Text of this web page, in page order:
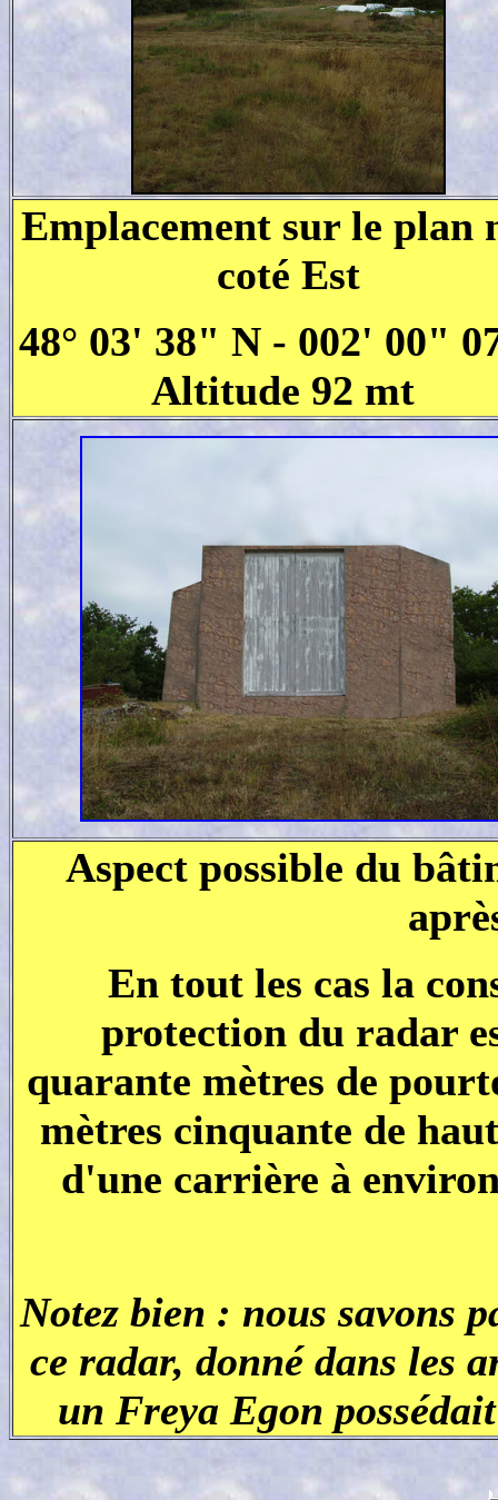
Emplacement sur le plan
coté Est
48° 03' 38" N - 002' 00"
Altitude 92 mt
Aspect possible du
En tout les cas la
protection du radar
quarante mètres de
mètres cinquante de
d'une carrière à
Notez bien : nous savons
ce radar, donné dans les
un Freya Egon